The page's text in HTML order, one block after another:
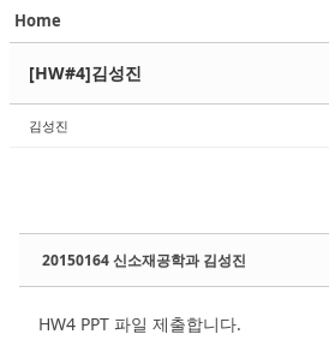
Home
[HW#4]김성진
김성진
20150164 신소재공학과 김성진
HW4 PPT 파일 제출합니다.
Sketchbook5, 스
Sketchbook5, 스
Sketchbook5, 스
Sketchbook5, 스